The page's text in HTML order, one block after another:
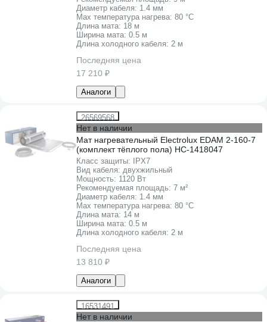
Диаметр кабеля: 1.4 мм
Max температура нагрева: 80 °С
Длина мата: 18 м
Ширина мата: 0.5 м
Длина холодного кабеля: 2 м
Последняя цена
17 210 ₽
Аналоги
26569568
Нет в наличии
Мат нагревательный Electrolux EDAM 2-160-7
(комплект тёплого пола) НС-1418047
Класс защиты:
IPХ7
Вид кабеля: двухжильный
Мощность: 1120 Вт
Рекомендуемая площадь: 7 м²
Диаметр кабеля: 1.4 мм
Max температура нагрева: 80 °С
Длина мата: 14 м
Ширина мата: 0.5 м
Длина холодного кабеля: 2 м
Последняя цена
13 810 ₽
Аналоги
16531491
Нет в наличии